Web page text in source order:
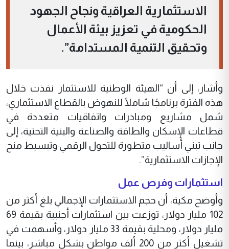
الاستثمارية العراقية ونجاح الجهود
الحكومية في تعزيز بيئة الأعمال
وتحقيق التنمية المستدامة”.
وأشار، إلى أن “الهيئة الوطنية للاستثمار نفذت خلال
هذه الفترة برنامجًا شاملًا للنهوض بالقطاع الاستثماري،
شمل مشاريع ومبادرات واتفاقيات متعددة في
قطاعات الإسكان والطاقة والصناعة والبنية التحتية، إلى
جانب تبني أساليب متطورة للتحول الرقمي وتبسيط منح
الإجازات الاستثمارية”.
استثمارات وفرص عمل
وأوضح مكية، أن حجم الاستثمارات الإجمالي بلغ أكثر من
102 مليار دولار، توزعت بين استثمارات أجنبية بقيمة 69
مليار دولار، ومحلية بقيمة 33 مليار دولار، وأسهمت في
تشغيل أكثر من 200 ألف مواطن بشكل مباشر، بينما